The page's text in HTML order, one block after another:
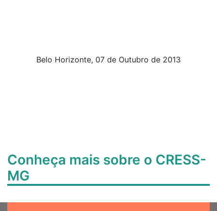
Belo Horizonte, 07 de Outubro de 2013
Conheça mais sobre o CRESS-
MG